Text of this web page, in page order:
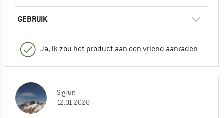
GEBRUIK
Ja, ik zou het product aan een vriend aanraden
Sigrun
12.01.2026